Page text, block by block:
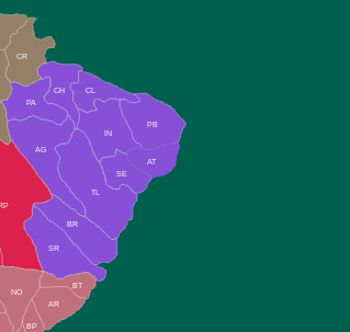
CR
PA
CH CL
PB
SE
TL
AG
BR
SR
BT
AR
IN
NO
BP
AT